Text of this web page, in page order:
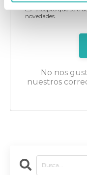
Acepto que se
novedades.
No nos
nuestros